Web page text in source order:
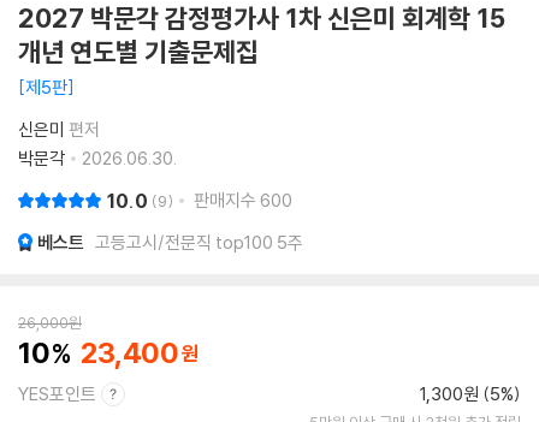
2027 박문각 감정평가사 1차 신은미 회계학 15
개년 연도별 기출문제집
제5판
신은미 편저
박문각
2026.06.30.
10.0 9 판매지수 600
베스트 고등고시/전문직 top100 5주
26,000원
10 23,400
YES포인트 1,300원 (5%)